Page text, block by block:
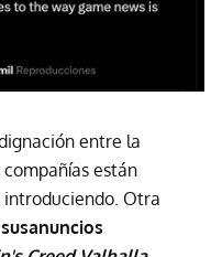
entre la
están
Otra
susanuncios